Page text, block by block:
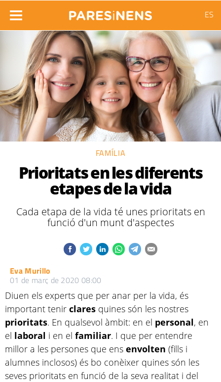
ES
FAMÍLIA
Prioritats en les diferents
etapes de la vida
Cada etapa de la vida té unes prioritats en
funció d'un munt d'aspectes
Eva Murillo
01 de març de 2020 08:00
Diuen els experts que per anar per la vida, és
important tenir clares quines són les nostres
prioritats. En qualsevol àmbit: en el personal, en
el laboral i en el familiar. I que per entendre
millor a les persones que ens envolten (fills i
alumnes inclosos) és bo conèixer quines són les
seves prioritats en funció de la seva realitat i del